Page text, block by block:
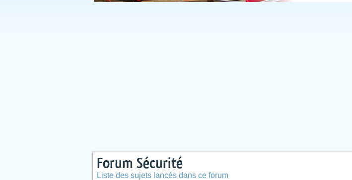
Forum Sécurité
Liste des sujets lancés dans ce forum